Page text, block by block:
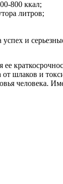
800 ккал;
литров;
и
шлаков и
человека.